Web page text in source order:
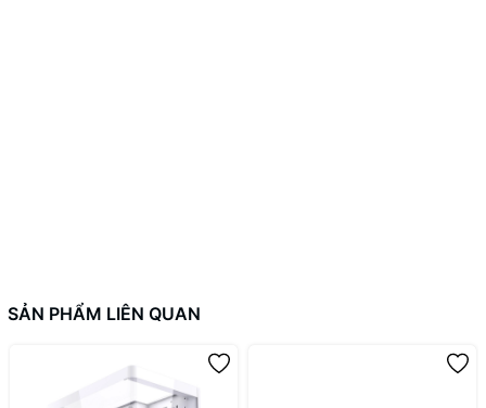
- Mặt trước: 3 x 120mm / 3 x 140mm
- Trên nóc: 3 x 120mm / 2 x 140mm
SẢN PHẨM LIÊN QUAN